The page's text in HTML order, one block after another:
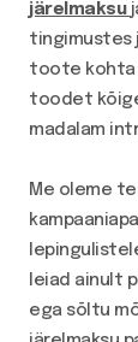
järelmaksu
tingimustes
toote kohta
toodet
madalam
Me oleme
leiad ainult
ega sõltu